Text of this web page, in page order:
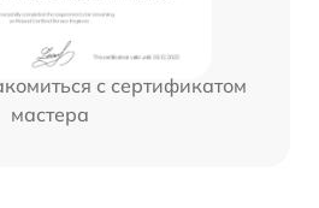
с сертификатом
мастера